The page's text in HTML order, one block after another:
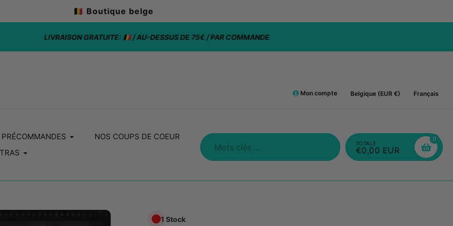
🇧🇪 Boutique belge
LIVRAISON GRATUITE: 🇧🇪 / AU-DESSUS DE 75€ / PAR COMMANDE
Mon compte Belgique (EUR €) Français
PRÉCOMMANDES
NOS COUPS DE COEUR
Chercher
TOTALE
€0,00 EUR
0
1 Stock